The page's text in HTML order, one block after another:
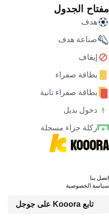
مفتاح الجدول
هدف
صناعة هدف
إيقاف
بطاقة صفراء
بطاقة صفراء ثانية
دخول بديل
ركلة جزاء مسجلة
تابع Kooora على جوجل
اتصل بنا
سياسة الخصوصية